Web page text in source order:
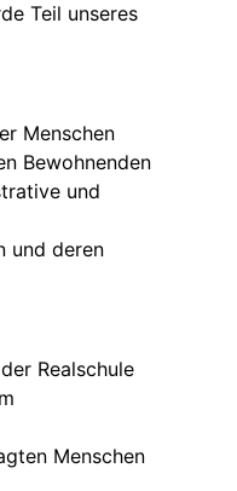
Teil unseres
Menschen
Bewohnenden
und
und deren
Realschule
Menschen